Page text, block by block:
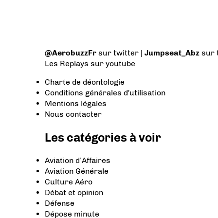
@AerobuzzFr sur twitter | Jumpseat_Abz sur
Les Replays sur youtube
Charte de déontologie
Conditions générales d'utilisation
Mentions légales
Nous contacter
Les catégories à voir
Aviation d’Affaires
Aviation Générale
Culture Aéro
Débat et opinion
Défense
Dépose minute